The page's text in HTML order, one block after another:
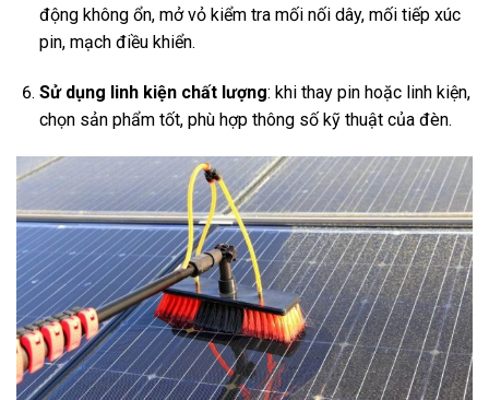
động không ổn, mở vỏ kiểm tra mối nối dây, mối tiếp xúc
pin, mạch điều khiển.
Sử dụng linh kiện chất lượng: khi thay pin hoặc linh kiện,
chọn sản phẩm tốt, phù hợp thông số kỹ thuật của đèn.